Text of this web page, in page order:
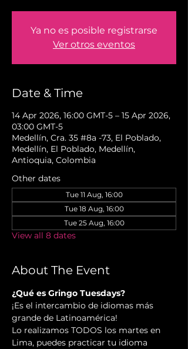
Ya no es posible registrarse
Ver otros eventos
Date & Time
14 Apr 2026, 16:00 GMT-5 – 15 Apr 2026,
03:00 GMT-5
Medellín, Cra. 35 #8a -73, El Poblado,
Medellín, El Poblado, Medellín,
Antioquia, Colombia
Other dates
Tue 11 Aug, 16:00
Tue 18 Aug, 16:00
Tue 25 Aug, 16:00
View all 8 dates
About The Event
¿Qué es Gringo Tuesdays?
¡Es el intercambio de idiomas más
grande de Latinoamérica!
Lo realizamos TODOS los martes en
Lima, puedes practicar tu idioma